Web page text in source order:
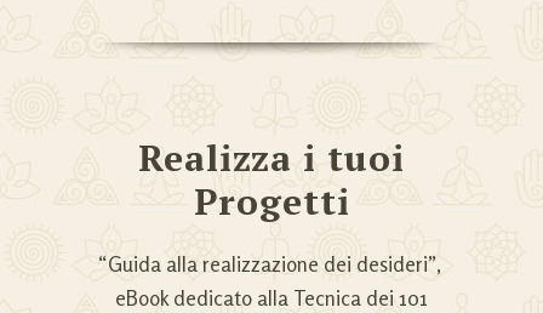
Realizza i tuoi
Progetti
“Guida alla realizzazione dei desideri”,
eBook dedicato alla Tecnica dei 101